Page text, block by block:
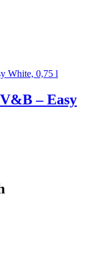
– Easy